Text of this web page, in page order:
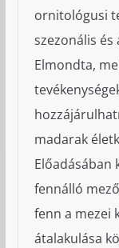
ornitológusi
szezonális
Elmondta,
madarak
Előadásában
fennálló
fenn a mezei
átalakulása